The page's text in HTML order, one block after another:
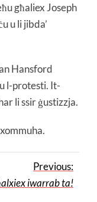
għaliex Joseph
u li jibda’
Hansford
l-protesti. It-
li ssir ġustizzja.
Previous:
iwarrab ta!